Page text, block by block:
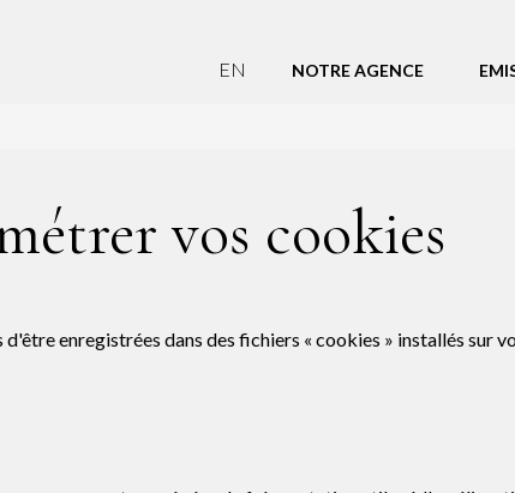
NOTRE AGENCE
EN
vos cookies
enregistrées dans des fichiers « cookies » installés sur